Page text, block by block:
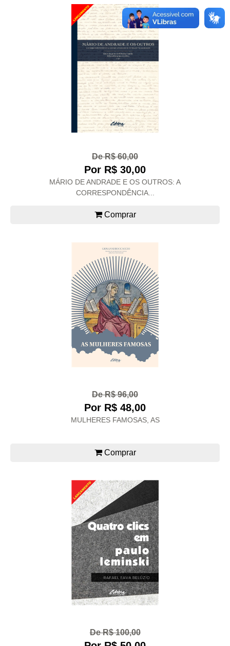
De R$ 60,00
Por R$ 30,00
MÁRIO DE ANDRADE E OS OUTROS: A
CORRESPONDÊNCIA...
Comprar
De R$ 96,00
Por R$ 48,00
MULHERES FAMOSAS, AS
Comprar
De R$ 100,00